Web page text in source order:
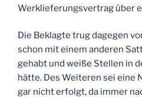
Werklieferungsvertrag über
Die Beklagte trug dagegen
schon mit einem anderen
gehabt und weiße Stellen in
hätte. Des Weiteren sei eine
gar nicht erfolgt, da immer